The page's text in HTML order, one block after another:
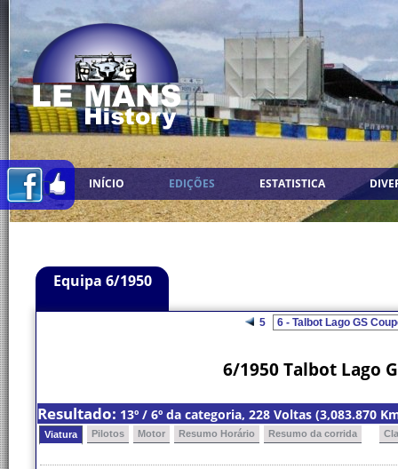
INÍCIO EDIÇÕES ESTATISTICA
Equipa 6/1950
5
6/1950 Talbot Lago
Resultado: 13º / 6º da categoria, 228 Voltas (3,083.870
Viatura Pilotos Motor Resumo Horário Resumo da corrida